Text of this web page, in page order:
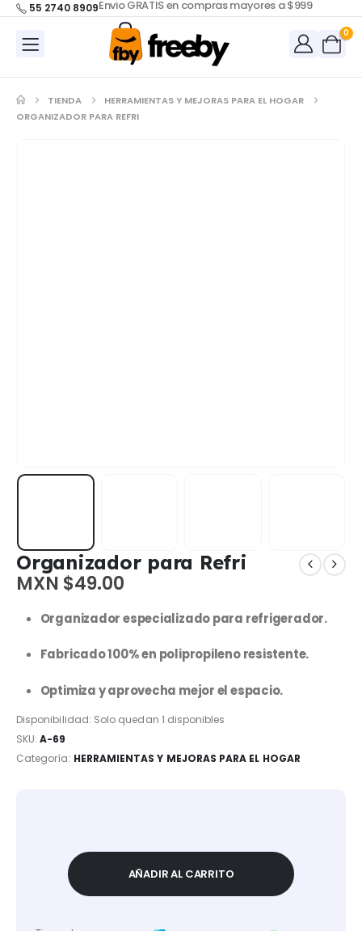
55 2740 8909Envio GRATIS en compras mayores a $999
0
TIENDA
HERRAMIENTAS Y MEJORAS PARA EL HOGAR
ORGANIZADOR PARA REFRI
Organizador para Refri
MXN $49.00
Organizador especializado para refrigerador.
Fabricado 100% en polipropileno resistente.
Optimiza y aprovecha mejor el espacio.
Disponibilidad: Solo quedan 1 disponibles
SKU:A-69
Categoría: HERRAMIENTAS Y MEJORAS PARA EL HOGAR
AÑADIR AL CARRITO